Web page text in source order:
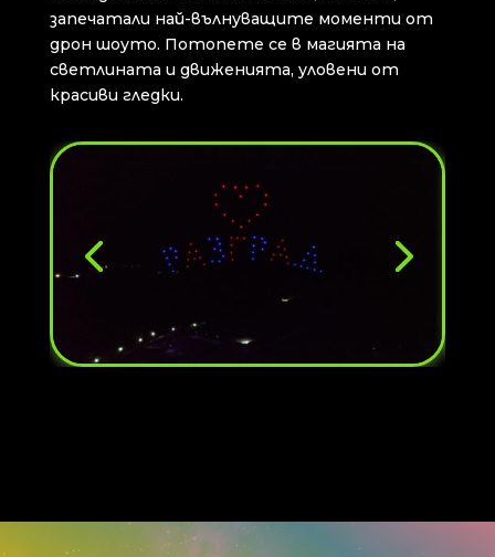
запечатали най-вълнуващите моменти от
дрон шоуто. Потопете се в магията на
светлината и движенията, уловени от
красиви гледки.